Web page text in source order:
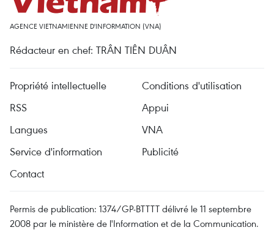
AGENCE VIETNAMIENNE D'INFORMATION (VNA)
Rédacteur en chef: TRÂN TIÊN DUÂN
Propriété intellectuelle
Conditions d'utilisation
RSS
Appui
Langues
VNA
Service d'information
Publicité
Contact
Permis de publication: 1374/GP-BTTTT délivré le 11 septembre
2008 par le ministère de l'Information et de la Communication.